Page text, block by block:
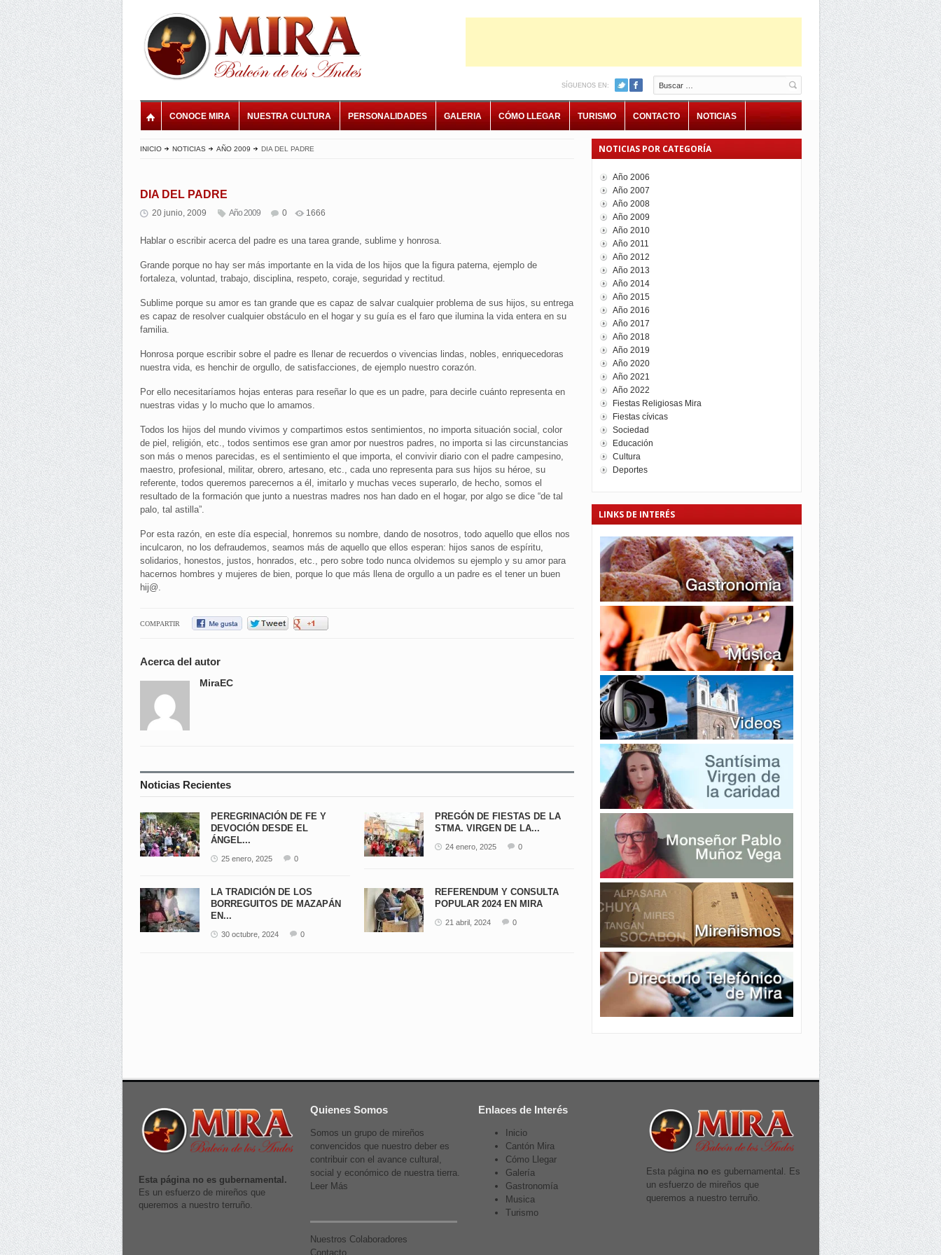
Buscar
SÍGUENOS EN:
CONOCE MIRA NUESTRA CULTURA PERSONALIDADES GALERIA CÓMO LLEGAR TURISMO CONTACTO NOTICIAS
INICIO NOTICIAS AÑO 2009 DIA DEL PADRE
DIA DEL PADRE
20 junio, 2009 Año 2009 0 1666
Hablar o escribir acerca del padre es una tarea grande, sublime y honrosa.
Grande porque no hay ser más importante en la vida de los hijos que la figura paterna, ejemplo de
fortaleza, voluntad, trabajo, disciplina, respeto, coraje, seguridad y rectitud.
Sublime porque su amor es tan grande que es capaz de salvar cualquier problema de sus hijos, su entrega
es capaz de resolver cualquier obstáculo en el hogar y su guía es el faro que ilumina la vida entera en su
familia.
Honrosa porque escribir sobre el padre es llenar de recuerdos o vivencias lindas, nobles, enriquecedoras
nuestra vida, es henchir de orgullo, de satisfacciones, de ejemplo nuestro corazón.
Por ello necesitaríamos hojas enteras para reseñar lo que es un padre, para decirle cuánto representa en
nuestras vidas y lo mucho que lo amamos.
Todos los hijos del mundo vivimos y compartimos estos sentimientos, no importa situación social, color
de piel, religión, etc., todos sentimos ese gran amor por nuestros padres, no importa si las circunstancias
son más o menos parecidas, es el sentimiento el que importa, el convivir diario con el padre campesino,
maestro, profesional, militar, obrero, artesano, etc., cada uno representa para sus hijos su héroe, su
referente, todos queremos parecernos a él, imitarlo y muchas veces superarlo, de hecho, somos el
resultado de la formación que junto a nuestras madres nos han dado en el hogar, por algo se dice “de tal
palo, tal astilla”.
Por esta razón, en este día especial, honremos su nombre, dando de nosotros, todo aquello que ellos nos
inculcaron, no los defraudemos, seamos más de aquello que ellos esperan: hijos sanos de espíritu,
solidarios, honestos, justos, honrados, etc., pero sobre todo nunca olvidemos su ejemplo y su amor para
hacernos hombres y mujeres de bien, porque lo que más llena de orgullo a un padre es el tener un buen
hij@.
COMPARTIR
Acerca del autor
MiraEC
Noticias Recientes
PEREGRINACIÓN DE FE Y
DEVOCIÓN DESDE EL
ÁNGEL...
25 enero, 2025 0
PREGÓN DE FIESTAS DE LA
STMA. VIRGEN DE LA...
24 enero, 2025 0
LA TRADICIÓN DE LOS
BORREGUITOS DE MAZAPÁN
EN...
30 octubre, 2024 0
REFERENDUM Y CONSULTA
POPULAR 2024 EN MIRA
21 abril, 2024 0
NOTICIAS POR CATEGORÍA
Año 2006
Año 2007
Año 2008
Año 2009
Año 2010
Año 2011
Año 2012
Año 2013
Año 2014
Año 2015
Año 2016
Año 2017
Año 2018
Año 2019
Año 2020
Año 2021
Año 2022
Fiestas Religiosas Mira
Fiestas cívicas
Sociedad
Educación
Cultura
Deportes
LINKS DE INTERÉS
Esta página no es gubernamental.
Es un esfuerzo de mireños que
queremos a nuestro terruño.
Quienes Somos
Somos un grupo de mireños
convencidos que nuestro deber es
contribuir con el avance cultural,
social y económico de nuestra tierra.
Leer Más
Nuestros Colaboradores
Contacto
Enlaces de Interés
Inicio
Cantón Mira
Cómo Llegar
Galería
Gastronomía
Musica
Turismo
Esta página no es gubernamental. Es
un esfuerzo de mireños que
queremos a nuestro terruño.